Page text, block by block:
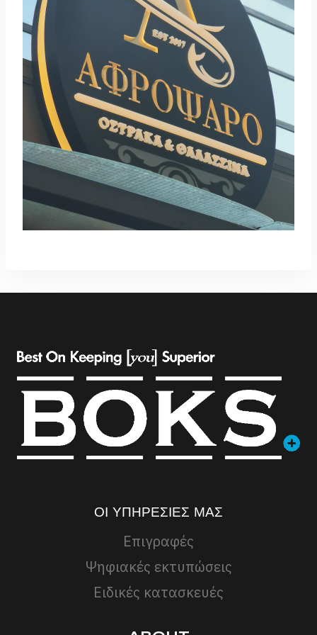
ΟΙ ΥΠΗΡΕΣΊΕΣ ΜΑΣ
Επιγραφές
Ψηφιακές εκτυπώσεις
Ειδικές κατασκευές